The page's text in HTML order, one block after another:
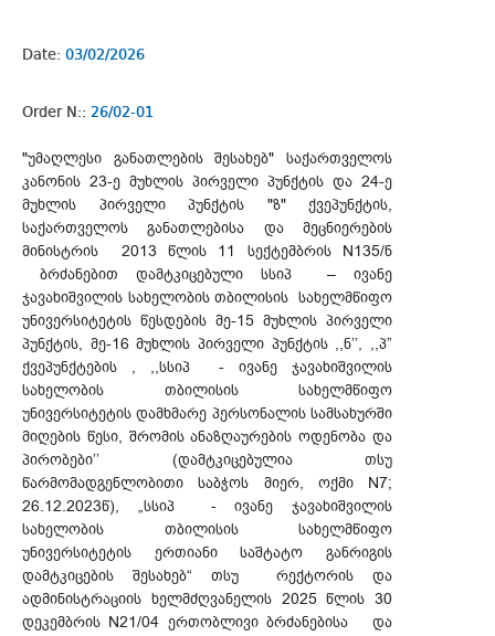
Date: 03/02/2026
Order N:: 26/02-01
"უმაღლესი განათლების შესახებ" საქართველოს
კანონის 23-ე მუხლის პირველი პუნქტის და 24-ე
მუხლის პირველი პუნქტის "ზ" ქვეპუნქტის,
საქართველოს განათლებისა და მეცნიერების
მინისტრის 2013 წლის 11 სექტემბრის N135/ნ
ბრძანებით დამტკიცებული სსიპ – ივანე
ჯავახიშვილის სახელობის თბილისის სახელმწიფო
უნივერსიტეტის წესდების მე-15 მუხლის პირველი
პუნქტის, მე-16 მუხლის პირველი პუნქტის ,,ნ’’, ,,პ”
ქვეპუნქტების , ,,სსიპ - ივანე ჯავახიშვილის
სახელობის თბილისის სახელმწიფო
უნივერსიტეტის დამხმარე პერსონალის სამსახურში
მიღების წესი, შრომის ანაზღაურების ოდენობა და
პირობები’’ (დამტკიცებულია თსუ
წარმომადგენლობითი საბჭოს მიერ, ოქმი N7;
26.12.2023წ), „სსიპ - ივანე ჯავახიშვილის
სახელობის თბილისის სახელმწიფო
უნივერსიტეტის ერთიანი საშტატო განრიგის
დამტკიცების შესახებ“ თსუ რექტორის და
ადმინისტრაციის ხელმძღვანელის 2025 წლის 30
დეკემბრის N21/04 ერთობლივი ბრძანებისა და